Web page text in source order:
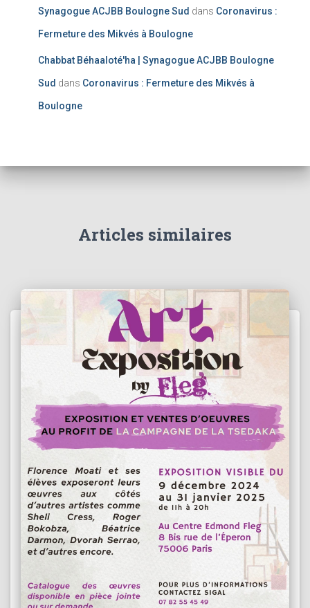
Synagogue ACJBB Boulogne Sud dans Coronavirus :
Fermeture des Mikvés à Boulogne
Chabbat Béhaaloté'ha | Synagogue ACJBB Boulogne
Sud dans Coronavirus : Fermeture des Mikvés à
Boulogne
Articles similaires